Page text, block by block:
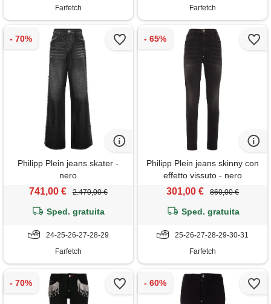
Farfetch Farfetch
Philipp Plein jeans skater -
nero
741,00 € 2.470,00 €
Sped. gratuita
24-25-26-27-28-29
Farfetch
Philipp Plein jeans skinny con
effetto vissuto - nero
301,00 € 860,00 €
Sped. gratuita
25-26-27-28-29-30-31
Farfetch